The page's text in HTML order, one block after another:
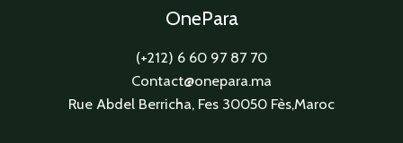
OnePara
(+212) 6 60 97 87 70
Contact@onepara.ma
Rue Abdel Berricha, Fes 30050 Fès,Maroc